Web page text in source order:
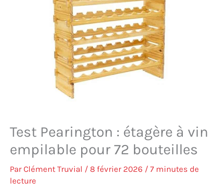
Test Pearington : étagère à vin
empilable pour 72 bouteilles
Par Clément Truvial / 8 février 2026 / 7 minutes de
lecture